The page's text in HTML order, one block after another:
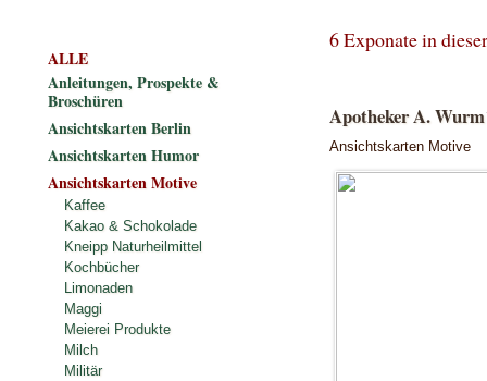
6 Exponate in
Apotheker A.
Ansichtskarten Motive
ALLE
Anleitungen, Prospekte &
Broschüren
Ansichtskarten Berlin
Ansichtskarten Humor
Ansichtskarten Motive
Kaffee
Kakao & Schokolade
Kneipp Naturheilmittel
Kochbücher
Limonaden
Maggi
Meierei Produkte
Milch
Militär